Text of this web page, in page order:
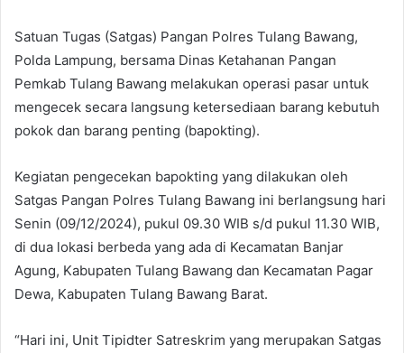
Satuan Tugas (Satgas) Pangan Polres Tulang Bawang,
Polda Lampung, bersama Dinas Ketahanan Pangan
Pemkab Tulang Bawang melakukan operasi pasar untuk
mengecek secara langsung ketersediaan barang kebutuh
pokok dan barang penting (bapokting).
Kegiatan pengecekan bapokting yang dilakukan oleh
Satgas Pangan Polres Tulang Bawang ini berlangsung hari
Senin (09/12/2024), pukul 09.30 WIB s/d pukul 11.30 WIB,
di dua lokasi berbeda yang ada di Kecamatan Banjar
Agung, Kabupaten Tulang Bawang dan Kecamatan Pagar
Dewa, Kabupaten Tulang Bawang Barat.
“Hari ini, Unit Tipidter Satreskrim yang merupakan Satgas